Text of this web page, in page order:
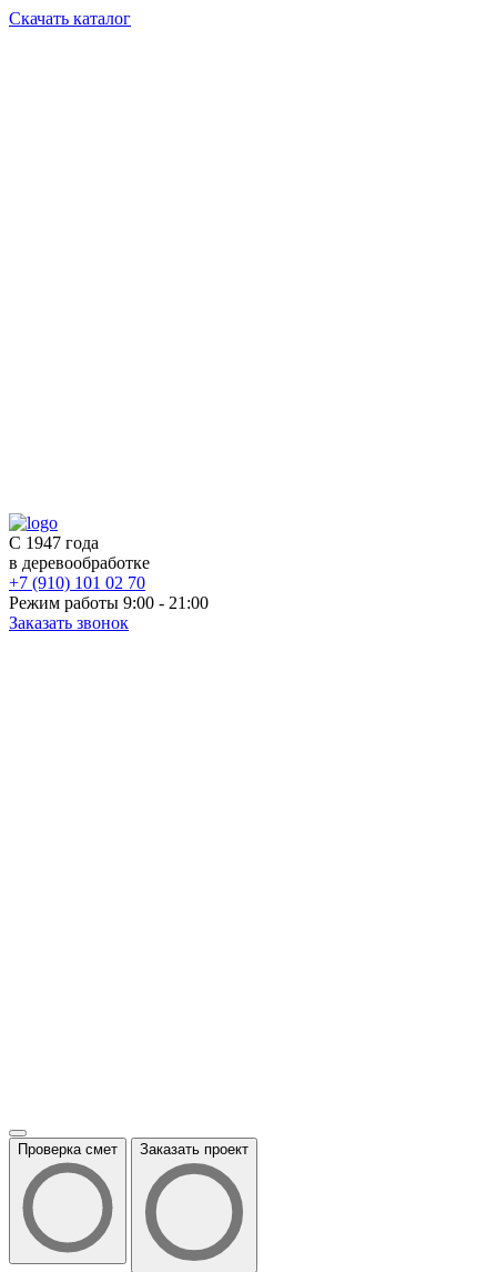
Скачать каталог
С 1947 года
в деревообработке
+7 (910) 101 02 70
Режим работы 9:00 - 21:00
Заказать звонок
Проверка смет Заказать проект